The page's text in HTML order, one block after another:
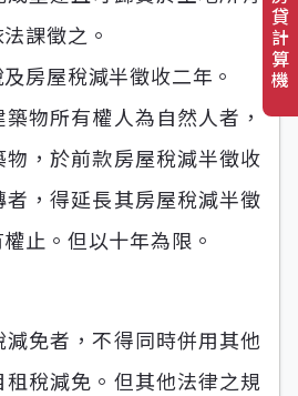
課徵之。
房屋稅減半徵收二年。
物所有權人為自然人者，
物，於前款房屋稅減半徵收
，得延長其房屋稅減半徵
止。但以十年為限。
免者，不得同時併用其他
稅減免。但其他法律之規
貸
計
算
機